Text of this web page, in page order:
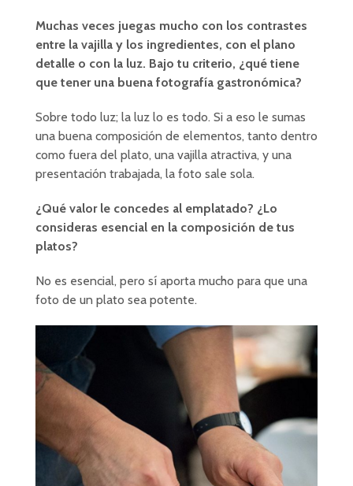
Muchas veces juegas mucho con los contrastes
entre la vajilla y los ingredientes, con el plano
detalle o con la luz. Bajo tu criterio, ¿qué tiene
que tener una buena fotografía gastronómica?
Sobre todo luz; la luz lo es todo. Si a eso le sumas
una buena composición de elementos, tanto dentro
como fuera del plato, una vajilla atractiva, y una
presentación trabajada, la foto sale sola.
¿Qué valor le concedes al emplatado? ¿Lo
consideras esencial en la composición de tus
platos?
No es esencial, pero sí aporta mucho para que una
foto de un plato sea potente.